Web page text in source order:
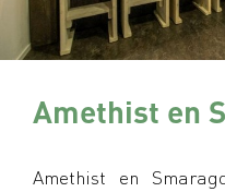
Amethist en
Amethist en